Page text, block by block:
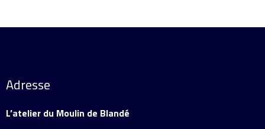
Adresse
L’atelier du Moulin de Blandé